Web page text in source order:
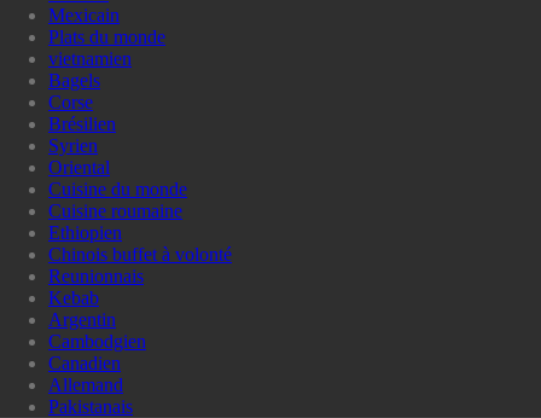
Mexicain
Plats du monde
vietnamien
Bagels
Corse
Brésilien
Syrien
Oriental
Cuisine du monde
Cuisine roumaine
Ethiopien
Chinois buffet à volonté
Reunionnais
Kebab
Argentin
Cambodgien
Canadien
Allemand
Pakistanais